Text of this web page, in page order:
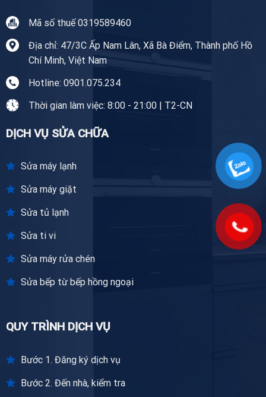
Mã số thuế 0319589460
Địa chỉ: 47/3C Ấp Nam Lân, Xã Bà Điểm, Thành phố Hồ
Chí Minh, Việt Nam
Hotline: 0901.075.234
Thời gian làm việc: 8:00 - 21:00 | T2-CN
DỊCH VỤ SỬA CHỮA
Sửa máy lạnh
Sửa máy giặt
Sửa tủ lạnh
Sửa ti vi
Sửa máy rửa chén
Sửa bếp từ bếp hồng ngoại
QUY TRÌNH DỊCH VỤ
Bước 1. Đăng ký dịch vụ
Bước 2. Đến nhà, kiểm tra